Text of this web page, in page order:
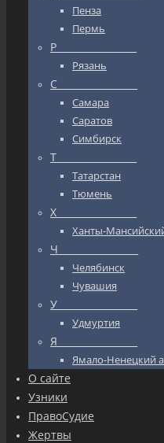
Пенза
Пермь
Р_________________
Рязань
С_________________
Самара
Саратов
Симбирск
Т_________________
Татарстан
Тюмень
Х_________________
Ханты-
Ч_________________
Челябинск
Чувашия
У_________________
Удмуртия
Я_________________
Ямало-Ненецкий
О сайте
Узники
ПравоСудие
Жертвы